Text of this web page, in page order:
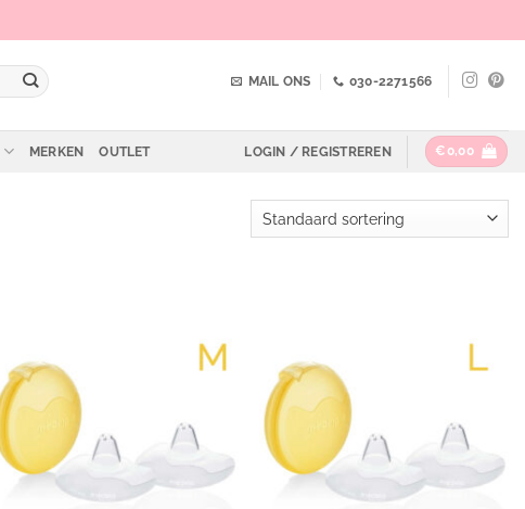
MAIL ONS 030-2271566
MERKEN OUTLET LOGIN / REGISTREREN €0,00